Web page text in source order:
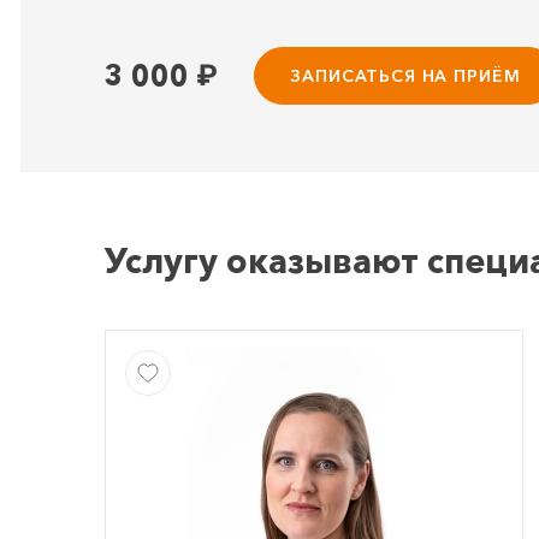
3 000 ₽ ЗАПИСАТЬСЯ НА ПРИЁМ
Услугу оказывают